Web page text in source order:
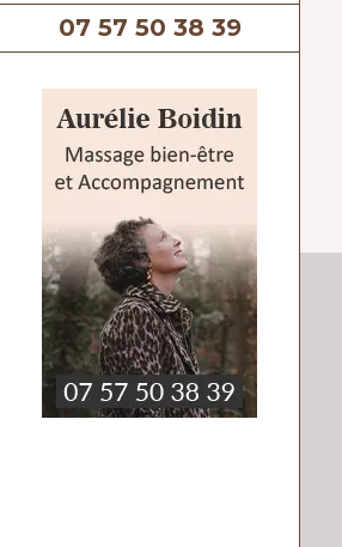
07 57 50 38 39